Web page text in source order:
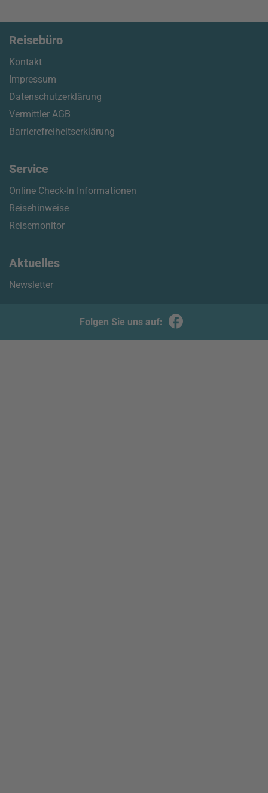
Reisebüro
Kontakt
Impressum
Datenschutzerklärung
Vermittler AGB
Barrierefreiheitserklärung
Service
Online Check-In Informationen
Reisehinweise
Reisemonitor
Aktuelles
Newsletter
Folgen Sie uns auf: